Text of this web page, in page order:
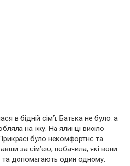
в бідній сім’ї. Батька не було, а
на їжу. На ялинці висіло
було некомфортно та
за сім’єю, побачила, які вони
та допомагають один одному.